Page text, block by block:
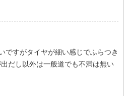
ですがタイヤが細い感じでふらつき
だし以外は一般道でも不満は無い